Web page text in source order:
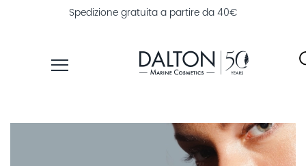
Spedizione gratuita a partire da 40€